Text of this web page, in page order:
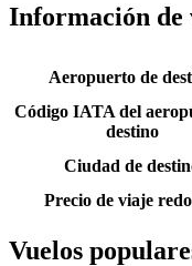
Información de
Aeropuerto de
Código IATA del
destino
Ciudad de
Precio de viaje
Vuelos